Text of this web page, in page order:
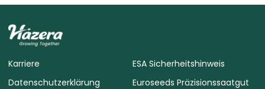
Karriere
Datenschutzerklärung
ESA Sicherheitshinweis
Euroseeds Präzisionssaatgut